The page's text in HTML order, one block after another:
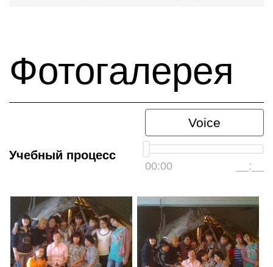
Фотогалерея
Voice
00:00 __:__
Учебный процесс